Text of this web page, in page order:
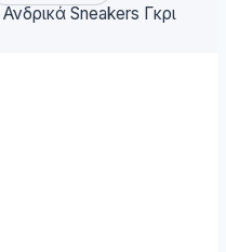
Sneakers Γκρι